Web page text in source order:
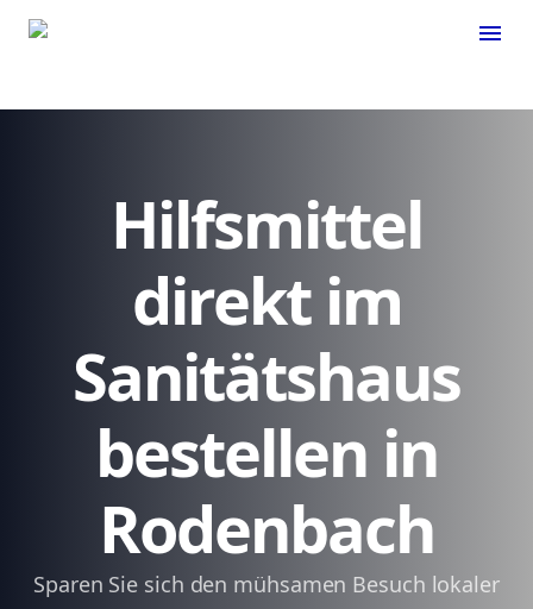
menu
Hilfsmittel
direkt im
Sanitätshaus
bestellen in
Rodenbach
Sparen Sie sich den mühsamen Besuch lokaler